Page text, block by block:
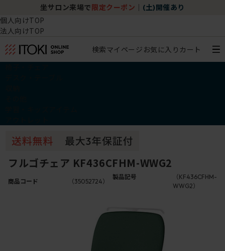
坐サロン来場で 限定クーポン (土)開催あり
個人向けTOP
法人向けTOP
検索マイページ お気に入り カート
フルゴチェア KF436CFHM-WWG2
商品コード （35052724）
製品記号
（KF436CFHM-
WWG2）